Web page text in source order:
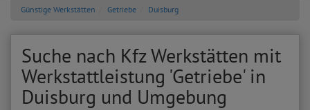
Günstige Werkstätten Getriebe Duisburg
Suche nach Kfz Werkstätten mit
Werkstattleistung 'Getriebe' in
Duisburg und Umgebung